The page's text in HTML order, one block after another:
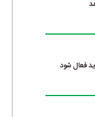
فعال شود